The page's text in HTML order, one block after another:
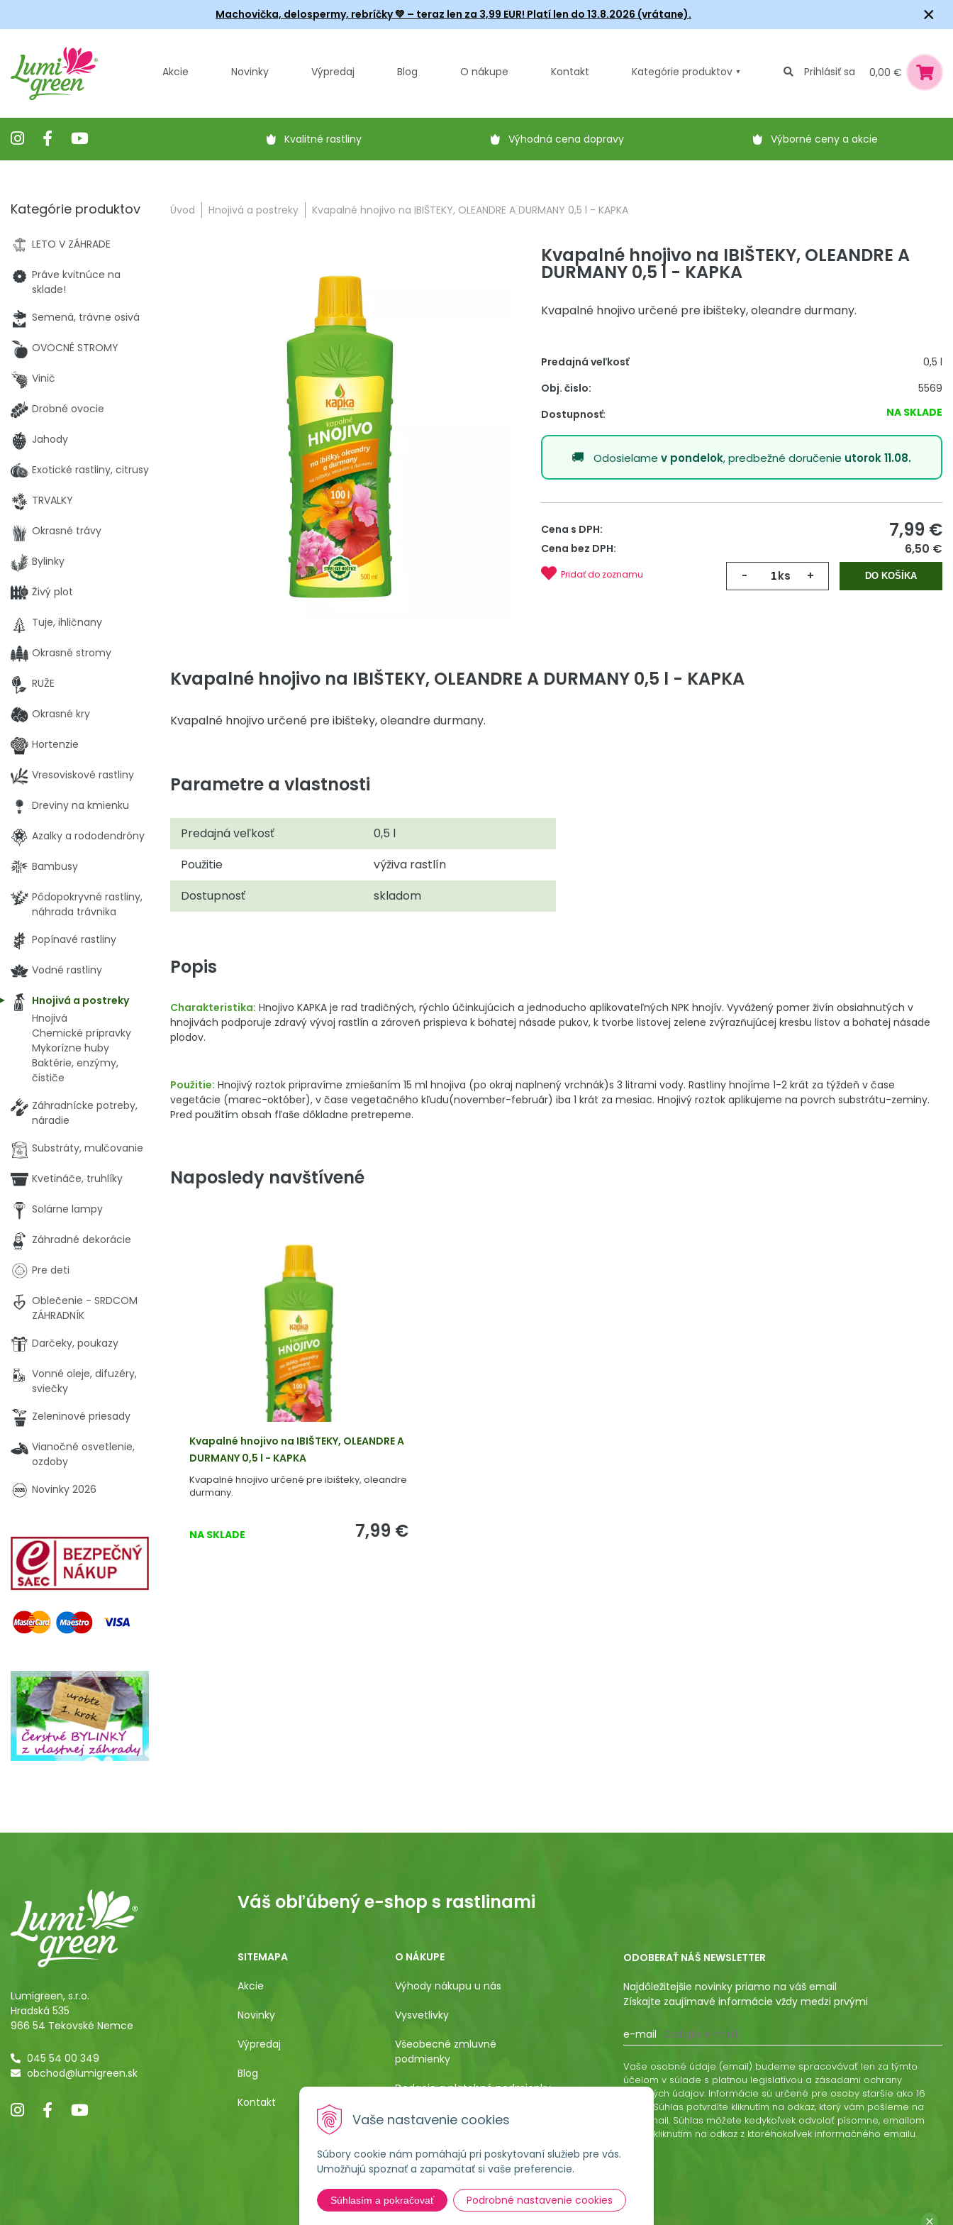
Vaše nastavenie cookies
Súbory cookie nám pomáhajú pri poskytovaní služieb pre vás.
Umožňujú spoznať a zapamätať si vaše preferencie.
Súhlasím a pokračovať Podrobné nastavenie cookies
Machovička, delospermy, rebríčky💚 – teraz len za 3,99 EUR! Platí len do 13.8.2026 (vrátane). ×
Akcie Novinky Výpredaj Blog O nákupe Kontakt Kategórie produktov Prihlásiť sa 0,00 €
Kvalitné rastliny Výhodná cena dopravy Výborné ceny a akcie
Úvod Hnojivá a postreky Kvapalné hnojivo na IBIŠTEKY, OLEANDRE A DURMANY 0,5 l - KAPKA
Kvapalné hnojivo na IBIŠTEKY, OLEANDRE A
DURMANY 0,5 l - KAPKA
Kvapalné hnojivo určené pre ibišteky, oleandre durmany.
Predajná veľkosť
0,5 l
Obj. čislo:
5569
Dostupnosť:
NA SKLADE
Odosielamev pondelok, predbežné doručenie utorok 11.08.
Cena s DPH: 7,99 €
Cena bez DPH: 6,50 €
- ks + DO KOŠÍKA
Pridať do zoznamu
Kvapalné hnojivo na IBIŠTEKY, OLEANDRE A DURMANY 0,5 l - KAPKA
Kvapalné hnojivo určené pre ibišteky, oleandre durmany.
Parametre a vlastnosti
Predajná veľkosť
0,5 l
Použitie
výživa rastlín
Dostupnosť
skladom
Popis
Charakteristika: Hnojivo KAPKA je rad tradičných, rýchlo účinkujúcich a jednoducho aplikovateľných NPK hnojív. Vyvážený pomer živín obsiahnutých v
hnojivách podporuje zdravý vývoj rastlín a zároveň prispieva k bohatej násade pukov, k tvorbe listovej zelene zvýrazňujúcej kresbu listov a bohatej násade
plodov.
Použitie: Hnojivý roztok pripravíme zmiešaním 15 ml hnojiva (po okraj naplnený vrchnák)s 3 litrami vody. Rastliny hnojíme 1-2 krát za týždeň v čase
vegetácie (marec-október), v čase vegetačného kľudu(november-február) iba 1 krát za mesiac. Hnojivý roztok aplikujeme na povrch substrátu-zeminy.
Pred použitím obsah fľaše dôkladne pretrepeme.
Naposledy navštívené
Kvapalné hnojivo na IBIŠTEKY, OLEANDRE A
DURMANY 0,5 l - KAPKA
Kvapalné hnojivo určené pre ibišteky, oleandre
durmany.
NA SKLADE 7,99 €
Kategórie produktov
LETO V ZÁHRADE
Práve kvitnúce na
sklade!
Semená, trávne osivá
OVOCNÉ STROMY
Vinič
Drobné ovocie
Jahody
Exotické rastliny, citrusy
TRVALKY
Okrasné trávy
Bylinky
Živý plot
Tuje, ihličnany
Okrasné stromy
RUŽE
Okrasné kry
Hortenzie
Vresoviskové rastliny
Dreviny na kmienku
Azalky a rododendróny
Bambusy
Pôdopokryvné rastliny,
náhrada trávnika
Popínavé rastliny
Vodné rastliny
Hnojivá a postreky
Hnojivá
Chemické prípravky
Mykorízne huby
Baktérie, enzýmy,
čističe
Záhradnícke potreby,
náradie
Substráty, mulčovanie
Kvetináče, truhlíky
Solárne lampy
Záhradné dekorácie
Pre deti
Oblečenie - SRDCOM
ZÁHRADNÍK
Darčeky, poukazy
Vonné oleje, difuzéry,
sviečky
Zeleninové priesady
Vianočné osvetlenie,
ozdoby
Novinky 2026
Lumigreen, s.r.o.
Hradská 535
966 54 Tekovské Nemce
045 54 00 349
obchod@lumigreen.sk
Váš obľúbený e-shop s rastlinami
SITEMAPA
Akcie
Novinky
Výpredaj
Blog
Kontakt
O NÁKUPE
Výhody nákupu u nás
Vysvetlivky
Všeobecné zmluvné
podmienky
Dodacie a platobné podmienky
Pestovateľský manuál
Poučenie o uplatnení práva
kupujúceho na odstúpenie od
kúpnej zmluvy
Formulár na ostúpenie od
ODOBERAŤ NÁŠ NEWSLETTER
Najdôležitejšie novinky priamo na váš email
Získajte zaujímavé informácie vždy medzi prvými
e-mail
Vaše osobné údaje (email) budeme spracovávať len za týmto
účelom v súlade s platnou legislatívou a zásadami ochrany
osobných údajov. Informácie sú určené pre osoby staršie ako 16
rokov. Súhlas potvrdíte kliknutím na odkaz, ktorý vám pošleme na
váš email. Súhlas môžete kedykoľvek odvolať písomne, emailom
alebo kliknutím na odkaz z ktoréhokoľvek informačného emailu.